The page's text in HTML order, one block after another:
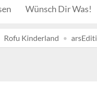
Wünsch Dir Was!
Rofu Kinderland